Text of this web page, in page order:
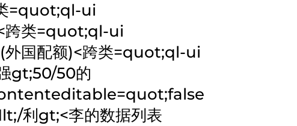
=quot;ql-ui
跨类=quot;ql-ui
外国配额)<跨类=quot;ql-ui
gt;50/50的
利gt;<李的数据列表